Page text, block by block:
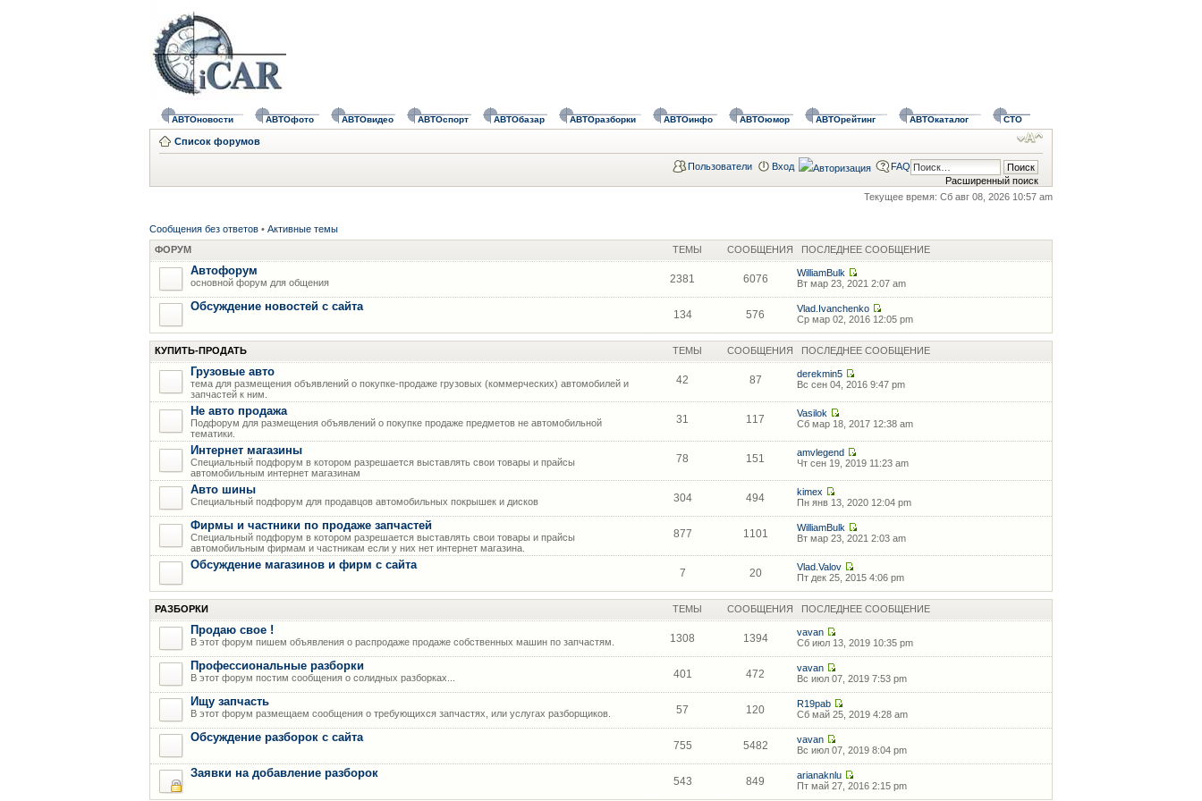
АВТОновости АВТОфото АВТОвидео АВТОспорт АВТОбазар АВТОразборки АВТОинфо АВТОюмор АВТОрейтинг АВТОкаталог СТО
Список форумов
Расширенный поиск
Пользователи Вход FAQ
Текущее время: Сб авг 08, 2026 10:57 am
Сообщения без ответов • Активные темы
ФОРУМ
ТЕМЫ СООБЩЕНИЯ ПОСЛЕДНЕЕ СООБЩЕНИЕ
Автофорум
основной форум для общения 2381 6076
WilliamBulk
Вт мар 23, 2021 2:07 am
Обсуждение новостей с сайта
134 576
Vlad.Ivanchenko
Ср мар 02, 2016 12:05 pm
КУПИТЬ-ПРОДАТЬ ТЕМЫ СООБЩЕНИЯ ПОСЛЕДНЕЕ СООБЩЕНИЕ
Грузовые авто
тема для размещения объявлений о покупке-продаже грузовых (коммерческих) автомобилей и
запчастей к ним.
42 87
derekmin5
Вс сен 04, 2016 9:47 pm
Не авто продажа
Подфорум для размещения объявлений о покупке продаже предметов не автомобильной
тематики.
31 117
Vasilok
Сб мар 18, 2017 12:38 am
Интернет магазины
Специальный подфорум в котором разрешается выставлять свои товары и прайсы
автомобильным интернет магазинам
78 151
amvlegend
Чт сен 19, 2019 11:23 am
Авто шины
Специальный подфорум для продавцов автомобильных покрышек и дисков 304 494
kimex
Пн янв 13, 2020 12:04 pm
Фирмы и частники по продаже запчастей
Специальный подфорум в котором разрешается выставлять свои товары и прайсы
автомобильным фирмам и частникам если у них нет интернет магазина.
877 1101
WilliamBulk
Вт мар 23, 2021 2:03 am
Обсуждение магазинов и фирм с сайта
7 20
Vlad.Valov
Пт дек 25, 2015 4:06 pm
РАЗБОРКИ ТЕМЫ СООБЩЕНИЯ ПОСЛЕДНЕЕ СООБЩЕНИЕ
Продаю свое !
В этот форум пишем объявления о распродаже продаже собственных машин по запчастям. 1308 1394
vavan
Сб июл 13, 2019 10:35 pm
Профессиональные разборки
В этот форум постим сообщения о солидных разборках... 401 472
vavan
Вс июл 07, 2019 7:53 pm
Ищу запчасть
В этот форум размещаем сообщения о требующихся запчастях, или услугах разборщиков. 57 120
R19pab
Сб май 25, 2019 4:28 am
Обсуждение разборок с сайта
755 5482
vavan
Вс июл 07, 2019 8:04 pm
Заявки на добавление разборок
543 849
arianaknlu
Пт май 27, 2016 2:15 pm